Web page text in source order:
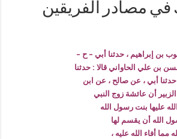
مصادر الفريقين
بن إبراهيم ، حدثنا أبي – ح –
بن علي الحاواني قالا : حدثنا
أبي ، عن صالح ، عن ابن
أن عائشة زوج النبي
عليها بنت رسول الله
الله أن يقسم لها
مما أفاء الله عليه ،